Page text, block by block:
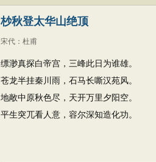
杪秋登太华山绝顶
宋代 ： 杜甫
缥渺真探白帝宫，三峰此日为谁雄。
苍龙半挂秦川雨，石马长嘶汉苑风。
地敞中原秋色尽，天开万里夕阳空。
平生突兀看人意，容尔深知造化功。